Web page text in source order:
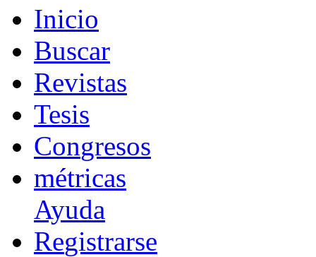
Inicio
Buscar
Revistas
Tesis
Congresos
métricas
Ayuda
Registrarse